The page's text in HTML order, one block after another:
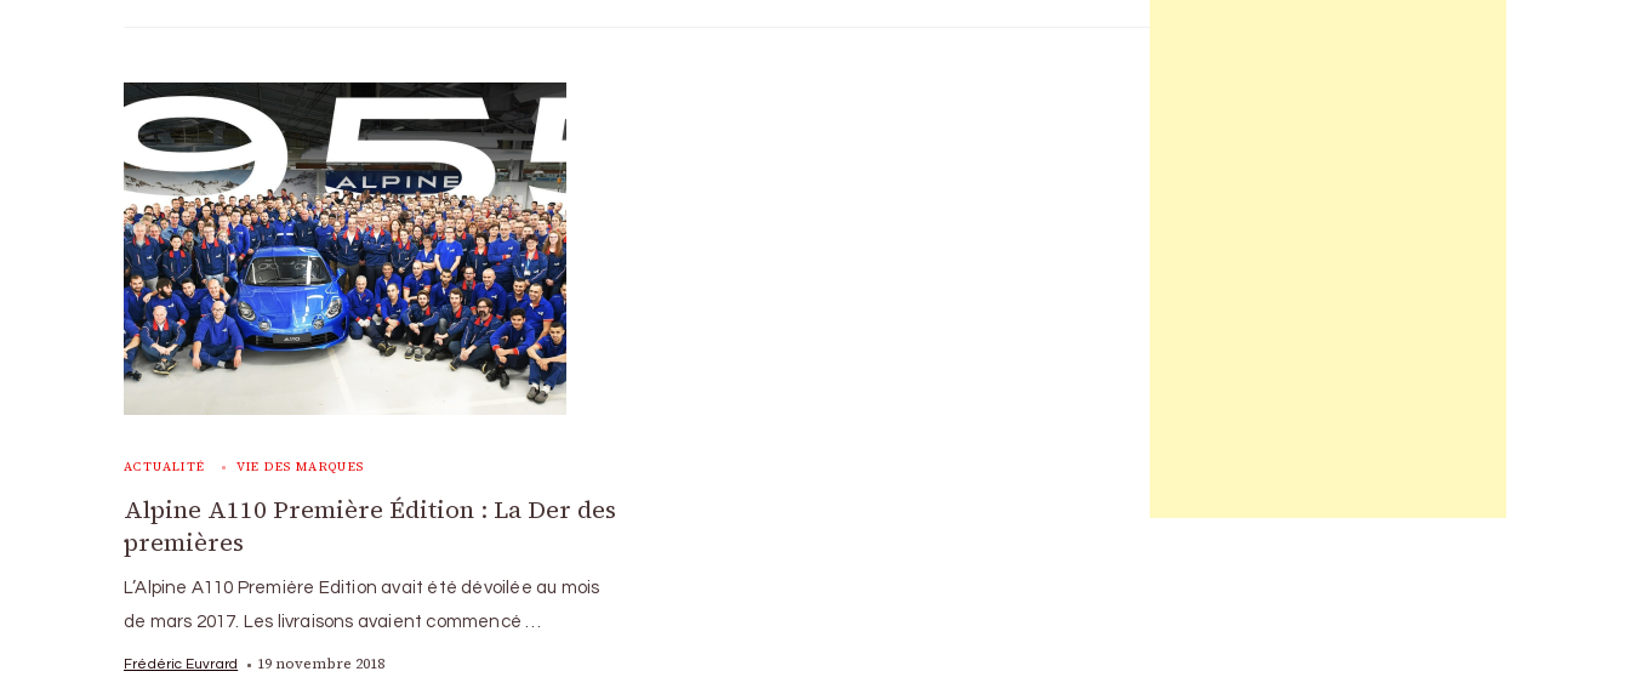
ACTUALITÉ VIE DES MARQUES
Alpine A110 Première Édition : La Der des
premières
L’Alpine A110 Première Edition avait été dévoilée au mois
de mars 2017. Les livraisons avaient commencé …
Frédéric Euvrard 19 novembre 2018